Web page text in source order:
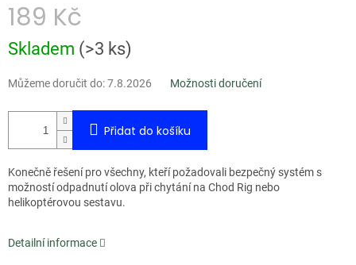
189 Kč
Měrná
cena:
Skladem (>3 ks)
Můžeme doručit do:7.8.2026 Možnosti doručení
Přidat do košíku
Konečně řešení pro všechny, kteří požadovali bezpečný systém s
možností odpadnutí olova při chytání na Chod Rig nebo
helikoptérovou sestavu.
Detailní informace